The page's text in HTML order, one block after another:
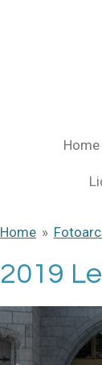
Home
Home »
2019